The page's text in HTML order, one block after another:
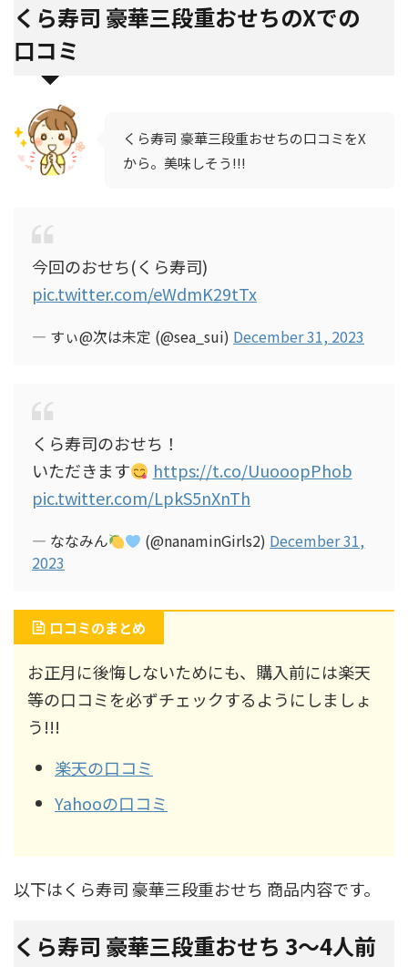
くら寿司 豪華三段重おせちのXでの
口コミ
くら寿司 豪華三段重おせちの口コミをX
から。美味しそう!!!
今回のおせち(くら寿司)
pic.twitter.com/eWdmK29tTx
— すぃ@次は未定 (@sea_sui) December 31, 2023
くら寿司のおせち！
いただきます
https://t.co/UuooopPhob
pic.twitter.com/LpkS5nXnTh
— ななみん (@nanaminGirls2) December 31,
2023
口コミのまとめ
お正月に後悔しないためにも、購入前には楽天
等の口コミを必ずチェックするようにしましょ
う!!!
楽天の口コミ
Yahooの口コミ
以下はくら寿司 豪華三段重おせち 商品内容です。
くら寿司 豪華三段重おせち 3～4人前